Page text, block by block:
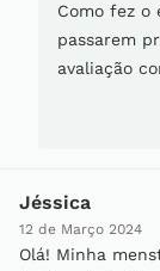
Como fez o
passarem
avaliação
Jéssica
12 de Março 2024
Olá! Minha